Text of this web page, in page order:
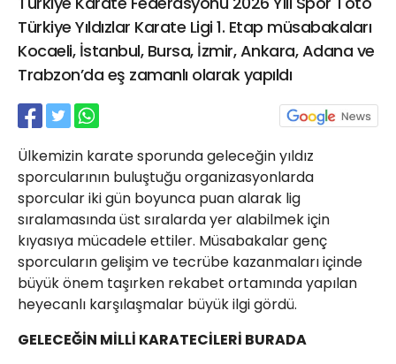
Türkiye Yıldızlar Karate Ligi 1. Etap müsabakaları
Kocaeli, İstanbul, Bursa, İzmir, Ankara, Adana ve
Trabzon’da eş zamanlı olarak yapıldı
Ülkemizin karate sporunda geleceğin yıldız
sporcularının buluştuğu organizasyonlarda
sporcular iki gün boyunca puan alarak lig
sıralamasında üst sıralarda yer alabilmek için
kıyasıya mücadele ettiler. Müsabakalar genç
sporcuların gelişim ve tecrübe kazanmaları içinde
büyük önem taşırken rekabet ortamında yapılan
heyecanlı karşılaşmalar büyük ilgi gördü.
GELECEĞİN MİLLİ KARATECİLERİ BURADA
21 Gölcük
02624132333
haber@golcukpostasi.com